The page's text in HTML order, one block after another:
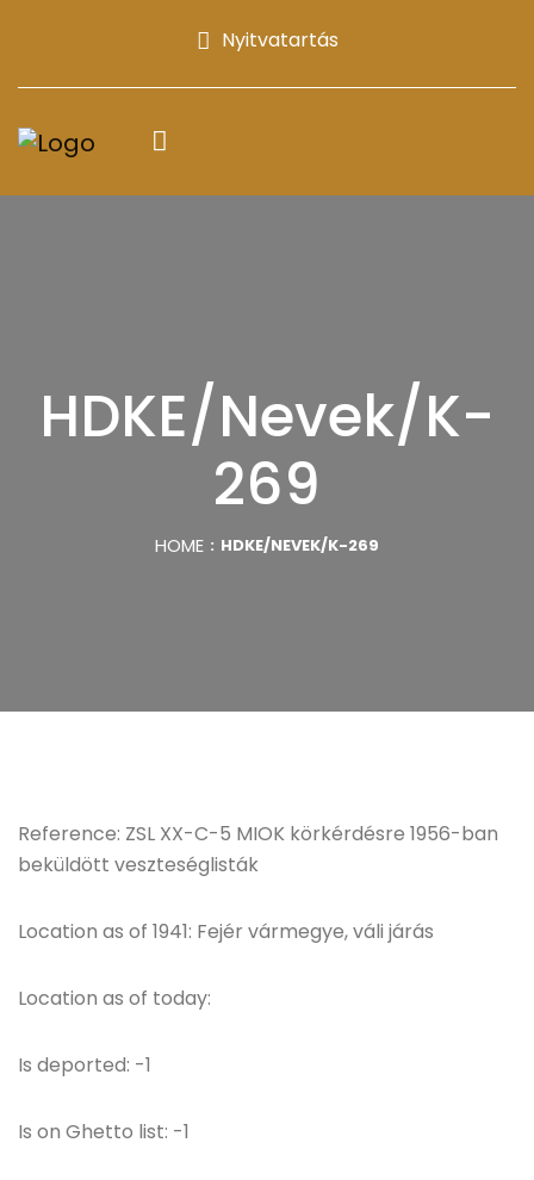
Nyitvatartás
HDKE/Nevek/K-
269
HOME HDKE/NEVEK/K-269
Reference: ZSL XX-C-5 MIOK körkérdésre 1956-ban
beküldött veszteséglisták
Location as of 1941: Fejér vármegye, váli járás
Location as of today:
Is deported: -1
Is on Ghetto list: -1